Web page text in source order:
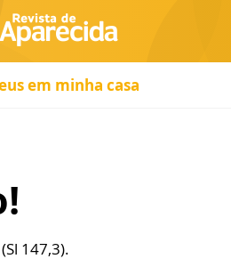
em minha casa
147,3).